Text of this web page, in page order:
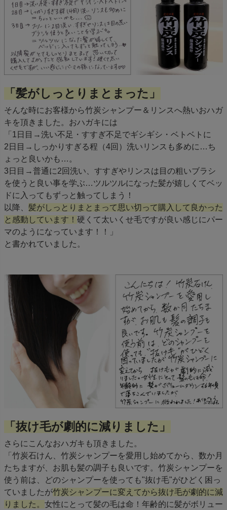
「髪がしっとりまとまった」
そんな時にお客様から竹炭シャンプー＆リンスへ熱いおハガ
キを頂きました。おハガキには
「1日目→洗い不足・すすぎ不足でギシギシ・ベトベトに
2日目→しっかりすぎる程（4回）洗いリンスも多めに…ち
ょっと良いかも…。
3日目→普通に2回洗い、すすぎやリンスは目の粗いブラシ
を使うと良い事を学ぶ…ツルツルになった髪が嬉しくてベッ
ドに入ってもずっと触ってしまう！
以降、 髪がしっとりまとまって思い切って購入して良かった
と感動しています！ 硬くて太いくせ毛ですが良い感じにパー
マのようになっています！！」
と書かれていました。
「抜け毛が劇的に減りました」
さらにこんなおハガキも頂きました。
「竹炭石けん、竹炭シャンプーを愛用し始めてから、数か月
たちますが、お肌も髪の調子も良いです。竹炭シャンプーを
使う前は、どのシャンプーを使っても"抜け毛"がひどく困っ
ていましたが竹炭シャンプーに変えてから抜け毛が劇的に減
りました。 女性にとって髪の毛は命！年齢的に髪がボリュー